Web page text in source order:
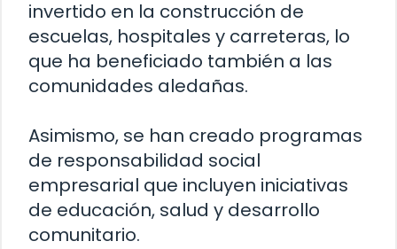
invertido en la construcción de
escuelas, hospitales y carreteras, lo
que ha beneficiado también a las
comunidades aledañas.
Asimismo, se han creado programas
de responsabilidad social
empresarial que incluyen iniciativas
de educación, salud y desarrollo
comunitario.